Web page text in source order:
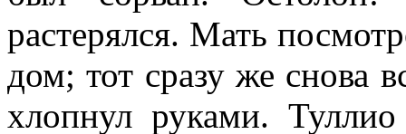
растерялся. Мать
дом; тот сразу же снова
хлопнул руками.